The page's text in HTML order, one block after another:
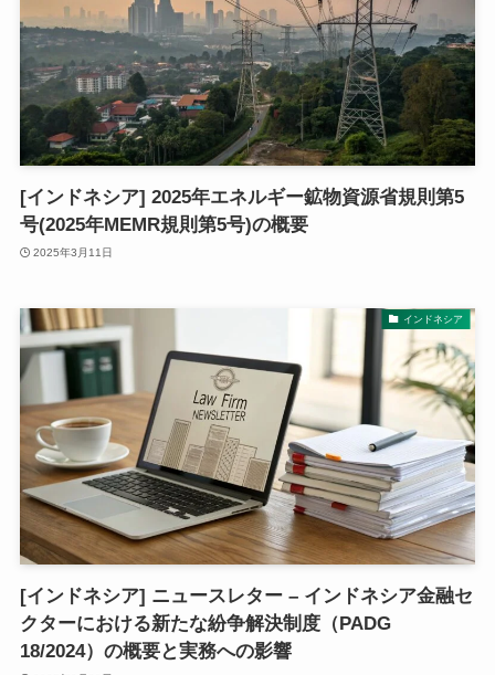
[インドネシア] 2025年エネルギー鉱物資源省規則第5
号(2025年MEMR規則第5号)の概要
2025年3月11日
インドネシア
[インドネシア] ニュースレター – インドネシア金融セ
クターにおける新たな紛争解決制度（PADG
18/2024）の概要と実務への影響